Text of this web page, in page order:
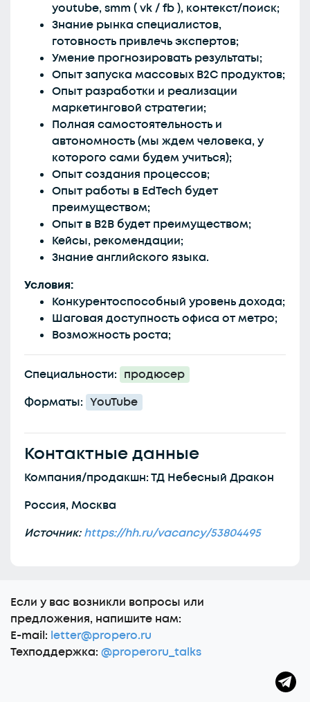
youtube, smm ( vk / fb ), контекст/поиск;
Знание рынка специалистов,
готовность привлечь экспертов;
Умение прогнозировать результаты;
Опыт запуска массовых B2C продуктов;
Опыт разработки и реализации
маркетинговой стратегии;
Полная самостоятельность и
автономность (мы ждем человека, у
которого сами будем учиться);
Опыт создания процессов;
Опыт работы в EdTech будет
преимуществом;
Опыт в B2B будет преимуществом;
Кейсы, рекомендации;
Знание английского языка.
Условия:
Конкурентоспособный уровень дохода;
Шаговая доступность офиса от метро;
Возможность роста;
Специальности: продюсер
Форматы: YouTube
Контактные данные
Компания/продакшн: ТД Небесный Дракон
Россия, Москва
Источник:https://hh.ru/vacancy/53804495
Еcли у вас возникли вопросы или
предложения, напишите нам:
E-mail: letter@propero.ru
Техподдержка: @properoru_talks